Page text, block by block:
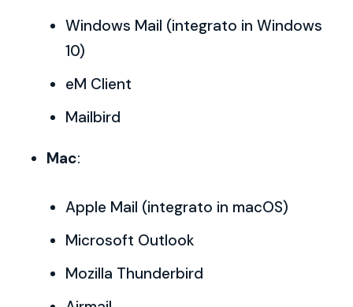
Windows Mail (integrato in Windows
10)
eM Client
Mailbird
Mac:
Apple Mail (integrato in macOS)
Microsoft Outlook
Mozilla Thunderbird